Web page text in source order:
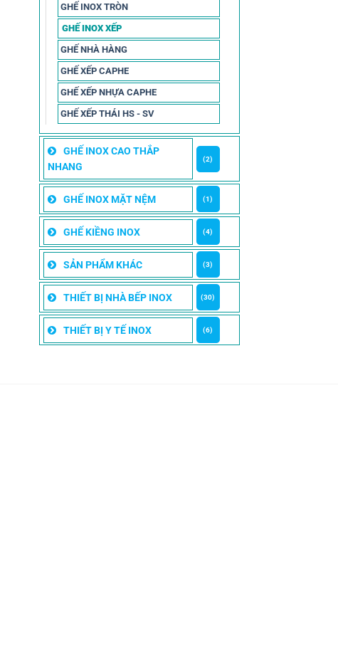
GHẾ INOX TRÒN
GHẾ INOX XẾP
GHẾ NHÀ HÀNG
GHẾ XẾP CAPHE
GHẾ XẾP NHỰA CAPHE
GHẾ XẾP THÁI HS - SV
GHẾ INOX CAO THẮP
NHANG
(2)
GHẾ INOX MẶT NỆM (1)
GHẾ KIỀNG INOX (4)
SẢN PHẨM KHÁC (3)
THIẾT BỊ NHÀ BẾP INOX (30)
THIẾT BỊ Y TẾ INOX (6)